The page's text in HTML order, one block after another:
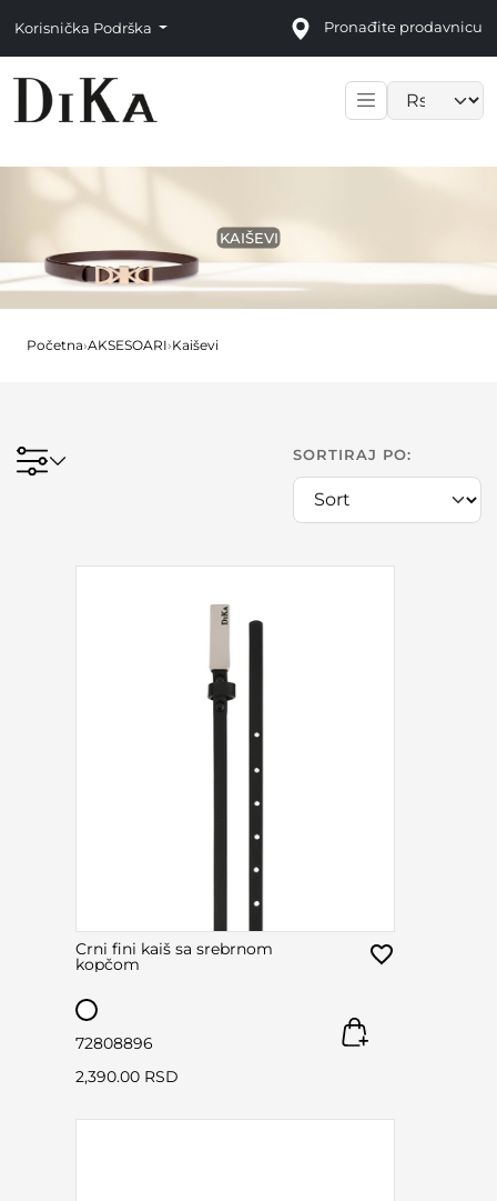
Korisnička Podrška Pronađite prodavnicu
KAIŠEVI
Početna›AKSESOARI›Kaiševi
SORTIRAJ PO:
Crni fini kaiš sa srebrnom
kopčom
72808896
2,390.00 RSD